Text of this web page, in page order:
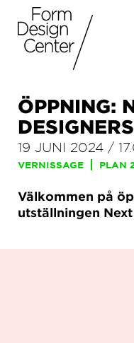
ÖPPNING:
19 JUNI 2024 /
VERNISSAGE PLAN
Välkommen på
utställningen